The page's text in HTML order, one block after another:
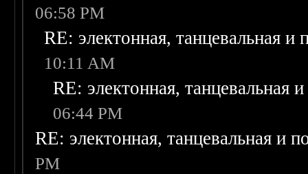
06:58 PM
RE: электонная, танцевальная и
10:11 AM
RE: электонная, танцевальная
06:44 PM
RE: электонная, танцевальная и
PM